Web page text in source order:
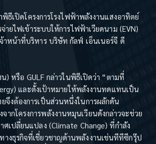
เปิดโครงการโรงไฟฟ้าพลังงานแสงอาทิตย์
ยไฟเข้าระบบให้การไฟฟ้าเวียดนาม (EVN)
าหน้าที่บริหาร บริษัท กัลฟ์ เอ็นเนอร์จี ดี
หรือ GULF กล่าวในพิธีเปิดว่า “ตามที่
และตั้งเป้าหมายให้พลังงานทดแทนเป็น
งต้องการเป็นส่วนหนึ่งในการผลักดัน
กโครงการพลังงานหมุนเวียนดังกล่าวจะช่วย
เปลี่ยนแปลง (Climate Change) ที่กำลัง
างธุรกิจที่เชี่ยวชาญด้านพลังงานเช่นทีทีซีกรุ๊ป